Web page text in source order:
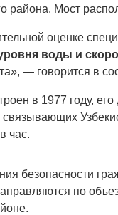
района. Мост
оценке
воды и
— говорится в
в 1977 году,
час.
безопасности
по